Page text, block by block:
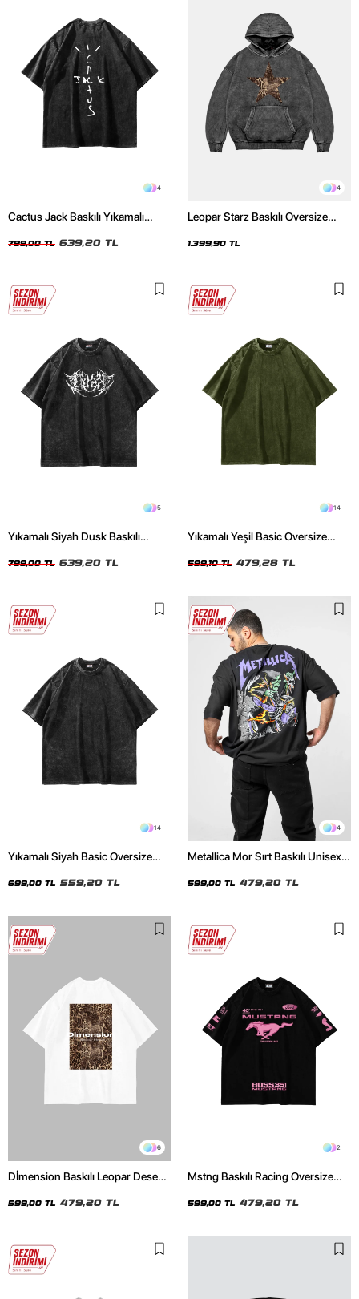
4
Cactus Jack Baskılı Yıkamalı
799,00 TL 639,20 TL
4
Leopar Starz Baskılı Oversize
Hoodie
1.399,90 TL
5
Yıkamalı Siyah Dusk Baskılı
799,00 TL 639,20 TL
14
Yıkamalı Yeşil Basic Oversize
599,10 TL 479,28 TL
14
Yıkamalı Siyah Basic Oversize
699,00 TL 559,20 TL
4
Metallica Mor Sırt Baskılı Unisex
599,00 TL 479,20 TL
6
Dİmension Baskılı Leopar Desenli
Tshirt
599,00 TL 479,20 TL
2
Mstng Baskılı Racing Oversize
599,00 TL 479,20 TL